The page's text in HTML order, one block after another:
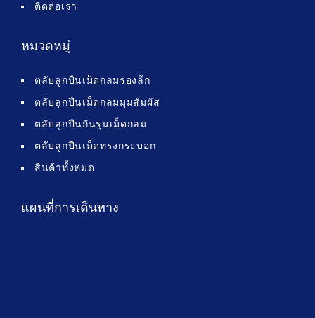
ติดต่อเรา
หมวดหมู่
ตลับลูกปืนเม็ดกลมร่องลึก
ตลับลูกปืนเม็ดกลมมุมสัมผัส
ตลับลูกปืนกันรุนเม็ดกลม
ตลับลูกปืนเม็ดทรงกระบอก
สินค้าทั้งหมด
แผนที่การเดินทาง